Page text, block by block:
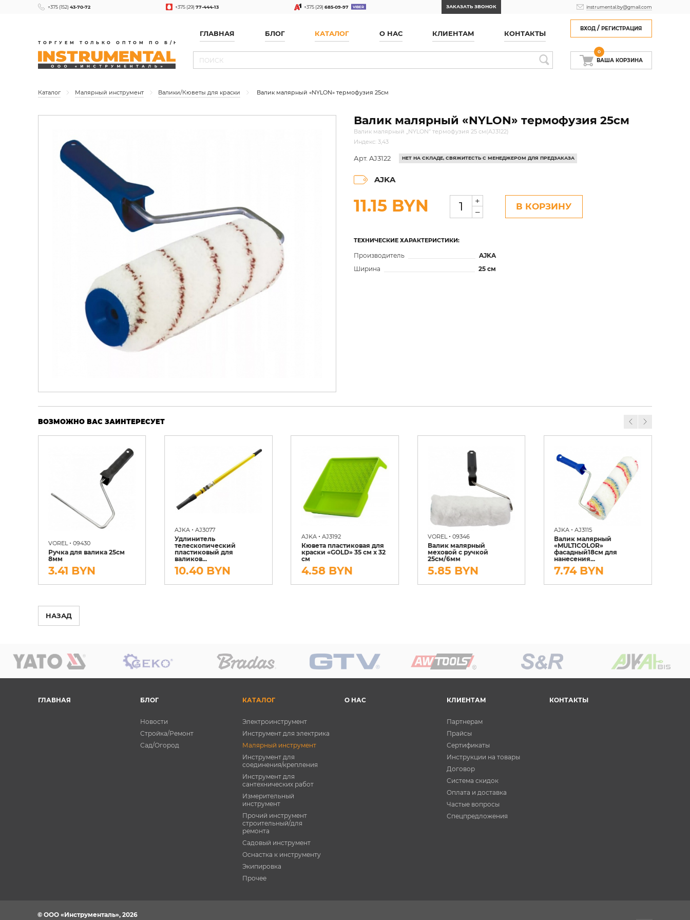
+375 (152) 43-70-72 +375 (29)77-444-13 +375 (29)685-09-97 ЗАКАЗАТЬ ЗВОНОК instrumental.by@gmail.com
ТОРГУЕМ ТОЛЬКО ОПТОМ ПО Б/Н
ГЛАВНАЯ БЛОГ КАТАЛОГ О НАС КЛИЕНТАМ КОНТАКТЫ
ВХОД /РЕГИСТРАЦИЯ
0
ВАША КОРЗИНА
Каталог Малярный инструмент Валики/Кюветы для краски Валик малярный «NYLON» термофузия 25см
Валик малярный «NYLON» термофузия 25см
Валик малярный „NYLON” термофузия 25 см(AJ3122)
Индекс: 3,43
Арт. AJ3122 НЕТ НА СКЛАДЕ, СВЯЖИТЕСТЬ С МЕНЕДЖЕРОМ ДЛЯ ПРЕДЗАКАЗА
AJKA
11.15 BYN
+
–
В КОРЗИНУ
ТЕХНИЧЕСКИЕ ХАРАКТЕРИСТИКИ:
Производитель
AJKA
Ширина
25 см
ВОЗМОЖНО ВАС ЗАИНТЕРЕСУЕТ
VOREL •09430
Ручка для валика 25см
8мм
3.41 BYN
AJKA •AJ3077
Удлинитель
телескопический
пластиковый для
валиков...
10.40 BYN
AJKA• AJ3192
Кювета пластиковая для
краски «GOLD» 35 см x 32
см
4.58 BYN
VOREL •09346
Валик малярный
меховой с ручкой
25см/6мм
5.85 BYN
AJKA •AJ3115
Валик малярный
«MULTICOLOR»
фасадный18см для
нанесения...
7.74 BYN
НАЗАД
ГЛАВНАЯ БЛОГ
Новости
Стройка/Ремонт
Сад/Огород
КАТАЛОГ
Электроинструмент
Инструмент для электрика
Малярный инструмент
Инструмент для
соединения/крепления
Инструмент для
сантехнических работ
Измерительный
инструмент
Прочий инструмент
строительный/для
ремонта
Садовый инструмент
Оснастка к инструменту
Экипировка
Прочее
О НАС КЛИЕНТАМ
Партнерам
Прайсы
Сертификаты
Инструкции на товары
Договор
Система скидок
Оплата и доставка
Частые вопросы
Спецпредложения
КОНТАКТЫ
© ООО «Инструменталь», 2026